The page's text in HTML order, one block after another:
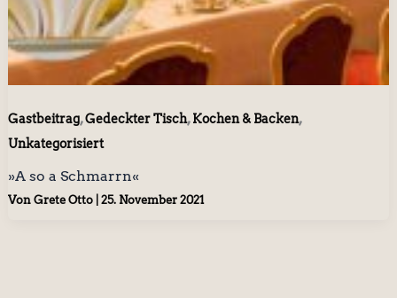
Gastbeitrag,Gedeckter Tisch,Kochen & Backen,
Unkategorisiert
»A so a Schmarrn«
Von Grete Otto 25. November 2021